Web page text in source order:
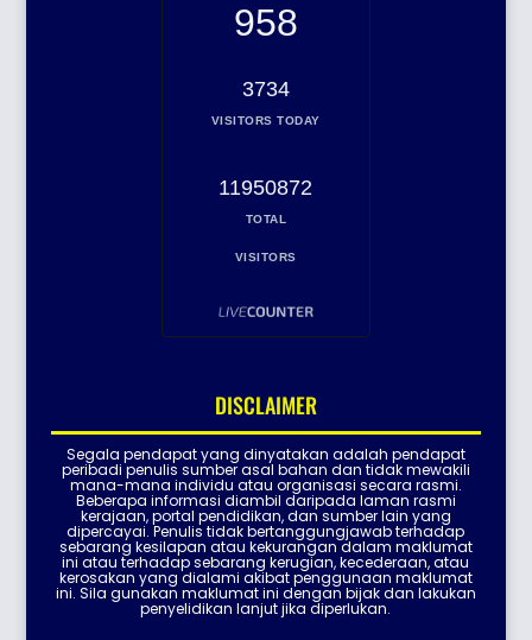
958
3734
VISITORS TODAY
11950872
TOTAL
VISITORS
DISCLAIMER
Segala pendapat yang dinyatakan adalah pendapat
peribadi penulis sumber asal bahan dan tidak mewakili
mana-mana individu atau organisasi secara rasmi.
Beberapa informasi diambil daripada laman rasmi
kerajaan, portal pendidikan, dan sumber lain yang
dipercayai. Penulis tidak bertanggungjawab terhadap
sebarang kesilapan atau kekurangan dalam maklumat
ini atau terhadap sebarang kerugian, kecederaan, atau
kerosakan yang dialami akibat penggunaan maklumat
ini. Sila gunakan maklumat ini dengan bijak dan lakukan
penyelidikan lanjut jika diperlukan.